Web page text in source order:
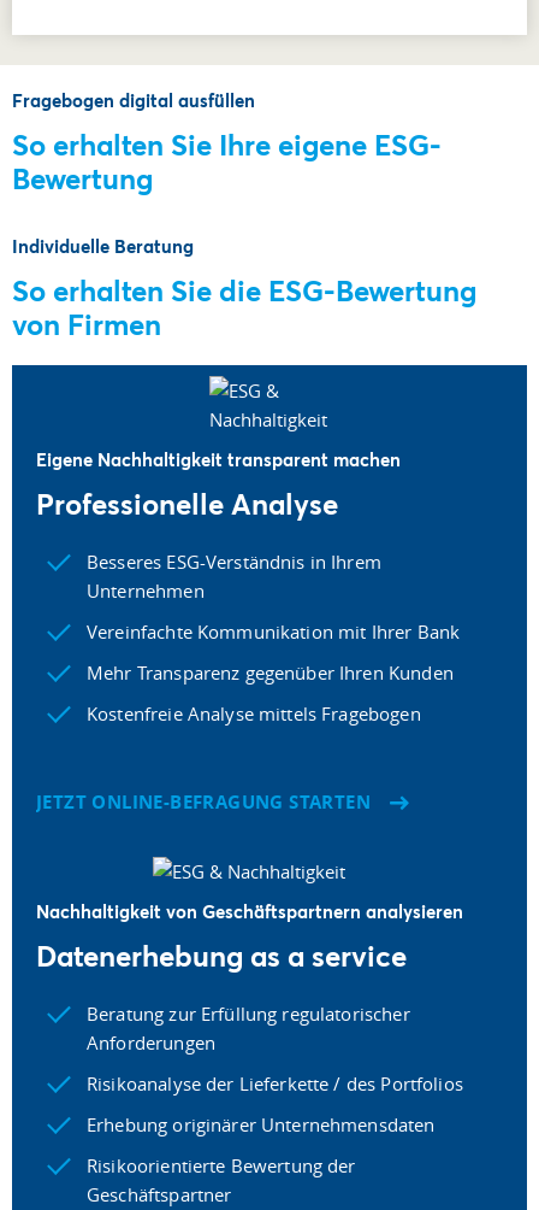
Fragebogen digital ausfüllen
So erhalten Sie Ihre eigene ESG-
Bewertung
Individuelle Beratung
So erhalten Sie die ESG-Bewertung
von Firmen
Eigene Nachhaltigkeit transparent machen
Professionelle Analyse
Besseres ESG-Verständnis in Ihrem
Unternehmen
Vereinfachte Kommunikation mit Ihrer Bank
Mehr Transparenz gegenüber Ihren Kunden
Kostenfreie Analyse mittels Fragebogen
JETZT ONLINE-BEFRAGUNG STARTEN
Nachhaltigkeit von Geschäftspartnern analysieren
Datenerhebung as a service
Beratung zur Erfüllung regulatorischer
Anforderungen
Risikoanalyse der Lieferkette / des Portfolios
Erhebung originärer Unternehmensdaten
Risikoorientierte Bewertung der
Geschäftspartner